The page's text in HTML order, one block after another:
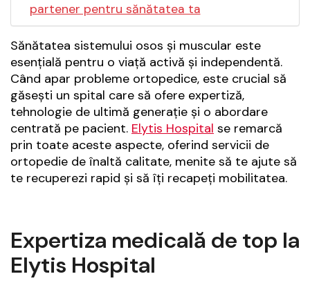
partener pentru sănătatea ta
Sănătatea sistemului osos și muscular este
esențială pentru o viață activă și independentă.
Când apar probleme ortopedice, este crucial să
găsești un spital care să ofere expertiză,
tehnologie de ultimă generație și o abordare
centrată pe pacient. Elytis Hospital se remarcă
prin toate aceste aspecte, oferind servicii de
ortopedie de înaltă calitate, menite să te ajute să
te recuperezi rapid și să îți recapeți mobilitatea.
Expertiza medicală de top la
Elytis Hospital